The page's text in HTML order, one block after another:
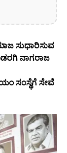
ಸುಧಾರಿಸುವ
ನಾಗರಾಜ
ಸಂಸ್ಥೆಗೆ ಸೇವೆ